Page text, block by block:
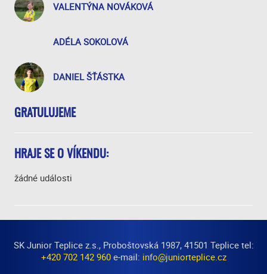
VALENTÝNA NOVÁKOVÁ
ADÉLA SOKOLOVÁ
DANIEL ŠŤÁSTKA
GRATULUJEME
HRAJE SE O VÍKENDU:
žádné události
SK Junior Teplice z.s., Proboštovská 1987, 41501 Teplice tel:
+420 702 142 960e-mail: info@juniorteplice.cz